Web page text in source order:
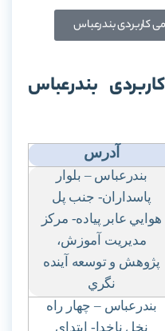
کاربردی بندرعباس
بندرعباس
آدرس
بندرعباس – بلوار
پاسداران- جنب پل
هوايي عابر پياده- مركز
مديريت آموزش،
پژوهش و توسعه آينده
نگري
بندرعباس – چهار راه
نخل ناخدا- ابتداي